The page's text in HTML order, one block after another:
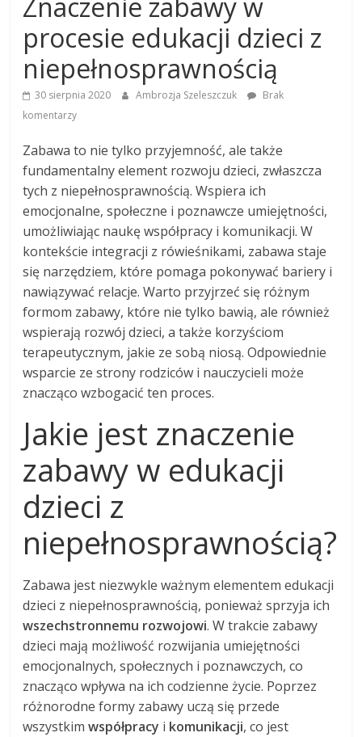
Znaczenie zabawy w
procesie edukacji dzieci z
niepełnosprawnością
30 sierpnia 2020 Ambrozja Szeleszczuk
Brak
komentarzy
Zabawa to nie tylko przyjemność, ale także
fundamentalny element rozwoju dzieci, zwłaszcza
tych z niepełnosprawnością. Wspiera ich
emocjonalne, społeczne i poznawcze umiejętności,
umożliwiając naukę współpracy i komunikacji. W
kontekście integracji z rówieśnikami, zabawa staje
się narzędziem, które pomaga pokonywać bariery i
nawiązywać relacje. Warto przyjrzeć się różnym
formom zabawy, które nie tylko bawią, ale również
wspierają rozwój dzieci, a także korzyściom
terapeutycznym, jakie ze sobą niosą. Odpowiednie
wsparcie ze strony rodziców i nauczycieli może
znacząco wzbogacić ten proces.
Jakie jest znaczenie
zabawy w edukacji
dzieci z
niepełnosprawnością?
Zabawa jest niezwykle ważnym elementem edukacji
dzieci z niepełnosprawnością, ponieważ sprzyja ich
wszechstronnemu rozwojowi. W trakcie zabawy
dzieci mają możliwość rozwijania umiejętności
emocjonalnych, społecznych i poznawczych, co
znacząco wpływa na ich codzienne życie. Poprzez
różnorodne formy zabawy uczą się przede
wszystkimwspółpracy i komunikacji, co jest